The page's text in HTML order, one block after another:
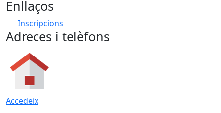
Enllaços
Inscripcions
Adreces i telèfons
Accedeix